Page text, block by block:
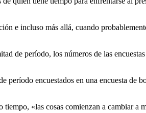
e incluso más allá, cuando
de período, los números de las
período encuestados en una encuesta
«las cosas comienzan a cambiar a